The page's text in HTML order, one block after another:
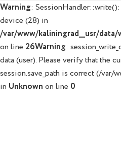
Warning:
device (28) in
/var/www/kaliningrad__usr/
on line 26Warning:
data (user). Please verify that the
session.save_path is correct (/var/
in Unknown on line 0